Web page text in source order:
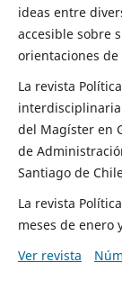
ideas entre
accesible sobre
orientaciones
La revista
interdisciplinaria
del Magíster en
de
Santiago de
La revista
meses de enero
Ver revista